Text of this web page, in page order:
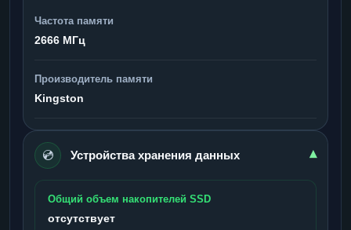
Частота памяти
2666 МГц
Производитель памяти
Kingston
💿 Устройства хранения данных ▾
Общий объем накопителей SSD
отсутствует